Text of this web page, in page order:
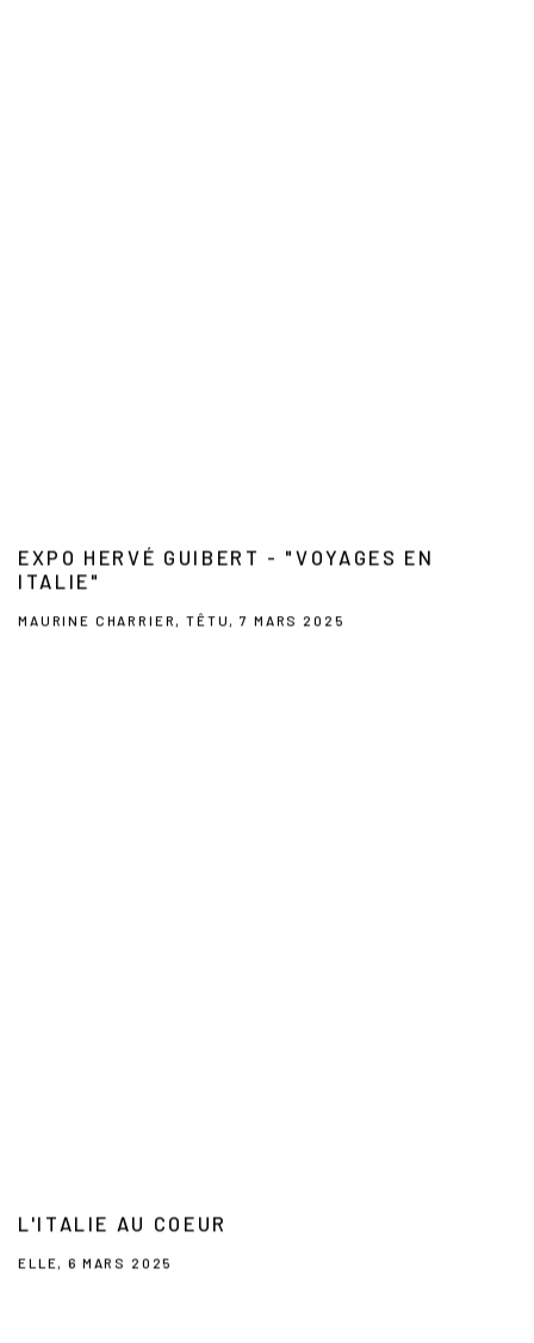
EXPO HERVÉ GUIBERT - "VOYAGES EN
ITALIE"
MAURINE CHARRIER, TÊTU, 7 MARS 2025
L'ITALIE AU COEUR
ELLE, 6 MARS 2025